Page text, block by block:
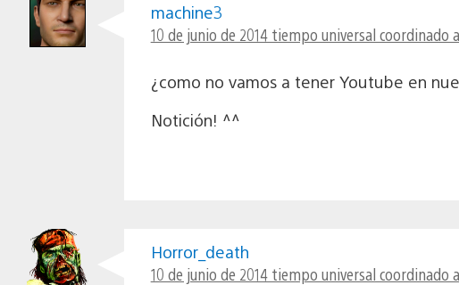
machine3
10 de junio de 2014 tiempo universal coordinado
¿como no vamos a tener Youtube en
Notición! ^^
Horror_death
10 de junio de 2014 tiempo universal coordinado